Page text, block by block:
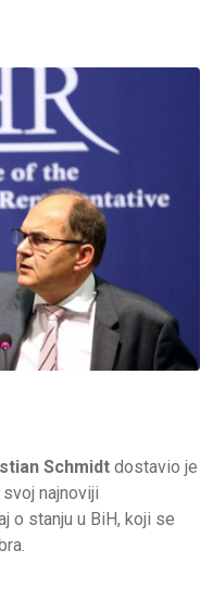
Schmidt dostavio je
najnoviji
o stanju u BiH, koji se